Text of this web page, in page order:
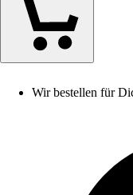
Wir bestellen für